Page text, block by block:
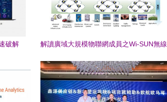
破解
解讀廣域大規模物聯網成員之Wi-SUN無線